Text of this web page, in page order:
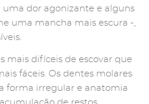
uma dor agonizante e alguns
uma mancha mais escura -,
mais difíceis de escovar que
fáceis. Os dentes molares
forma irregular e anatomia